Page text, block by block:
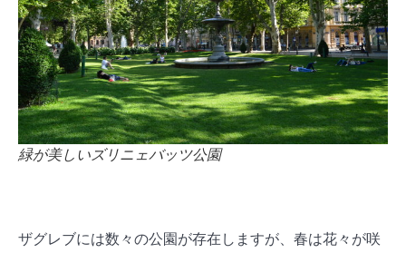
緑が美しいズリニェバッツ公園
ザグレブには数々の公園が存在しますが、春は花々が咲